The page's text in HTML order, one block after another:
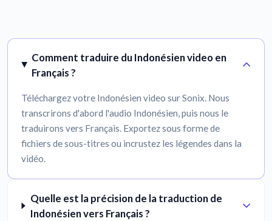
Comment traduire du Indonésien video en
Français ?
Téléchargez votre Indonésien video sur Sonix. Nous
transcrirons d'abord l'audio Indonésien, puis nous le
traduirons vers Français. Exportez sous forme de
fichiers de sous-titres ou incrustez les légendes dans la
vidéo.
Quelle est la précision de la traduction de
Indonésien vers Français ?